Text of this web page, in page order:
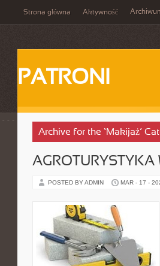
Strona główna Aktywność
PATRONI
Archive for the ‘Makijaż’
AGROTURYSTYKA
POSTED BY ADMIN MAR - 17 -